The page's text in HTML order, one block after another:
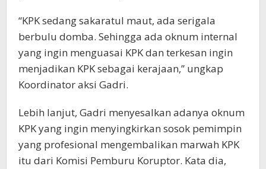
“KPK sedang sakaratul maut, ada serigala
berbulu domba. Sehingga ada oknum internal
yang ingin menguasai KPK dan terkesan ingin
menjadikan KPK sebagai kerajaan,” ungkap
Koordinator aksi Gadri.
Lebih lanjut, Gadri menyesalkan adanya oknum
KPK yang ingin menyingkirkan sosok pemimpin
yang profesional mengembalikan marwah KPK
itu dari Komisi Pemburu Koruptor. Kata dia,